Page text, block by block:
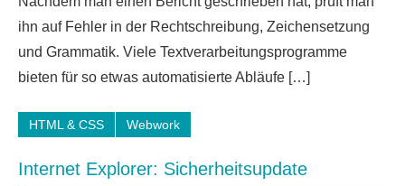
Kommentare
ihn auf Fehler in der Rechtschreibung, Zeichensetzung
und Grammatik. Viele Textverarbeitungsprogramme
bieten für so etwas automatisierte Abläufe […]
HTML & CSS Webwork
Internet Explorer: Sicherheitsupdate